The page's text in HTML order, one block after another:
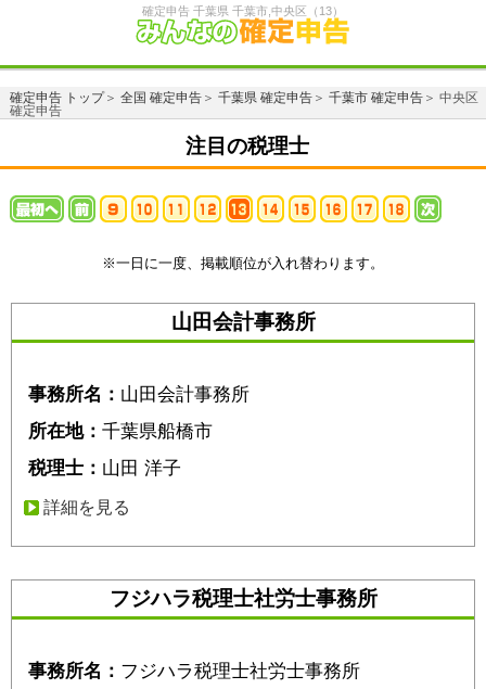
確定申告 千葉県 千葉市,中央区（13）
確定申告 トップ＞ 全国 確定申告＞ 千葉県 確定申告＞ 千葉市 確定申告＞ 中央区
確定申告
注目の税理士
※一日に一度、掲載順位が入れ替わります。
山田会計事務所
事務所名： 山田会計事務所
所在地： 千葉県船橋市
税理士： 山田 洋子
詳細を見る
フジハラ税理士社労士事務所
事務所名： フジハラ税理士社労士事務所